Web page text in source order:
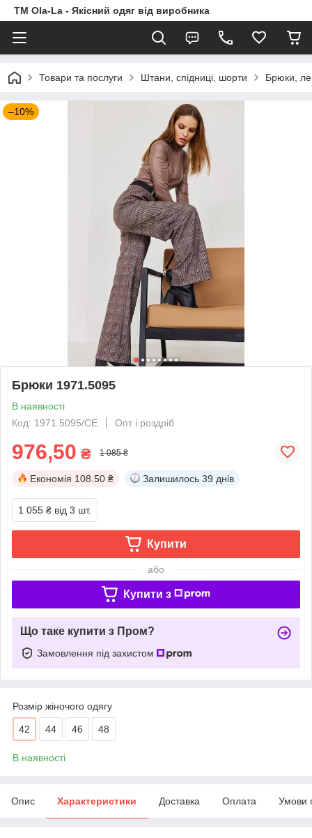
TM Ola-La - Якісний одяг від виробника
Товари та послуги Штани, спідниці, шорти Брюки,
–10%
Брюки 1971.5095
В наявності
Код: 1971.5095/СЕ
Опт і роздріб
976,50 ₴ 1 085 ₴
Економія 108.50 ₴ Залишилось 39 днів
1 055 ₴ від 3 шт.
Купити
або
Купити з
Що таке купити з Пром?
Замовлення під захистом
Розмір жіночого одягу
42 44 46 48
В наявності
Опис Характеристики Доставка Оплата Умови